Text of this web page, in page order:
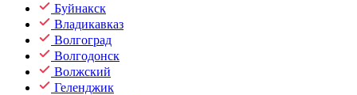
Буйнакск
Владикавказ
Волгоград
Волгодонск
Волжский
Геленджик